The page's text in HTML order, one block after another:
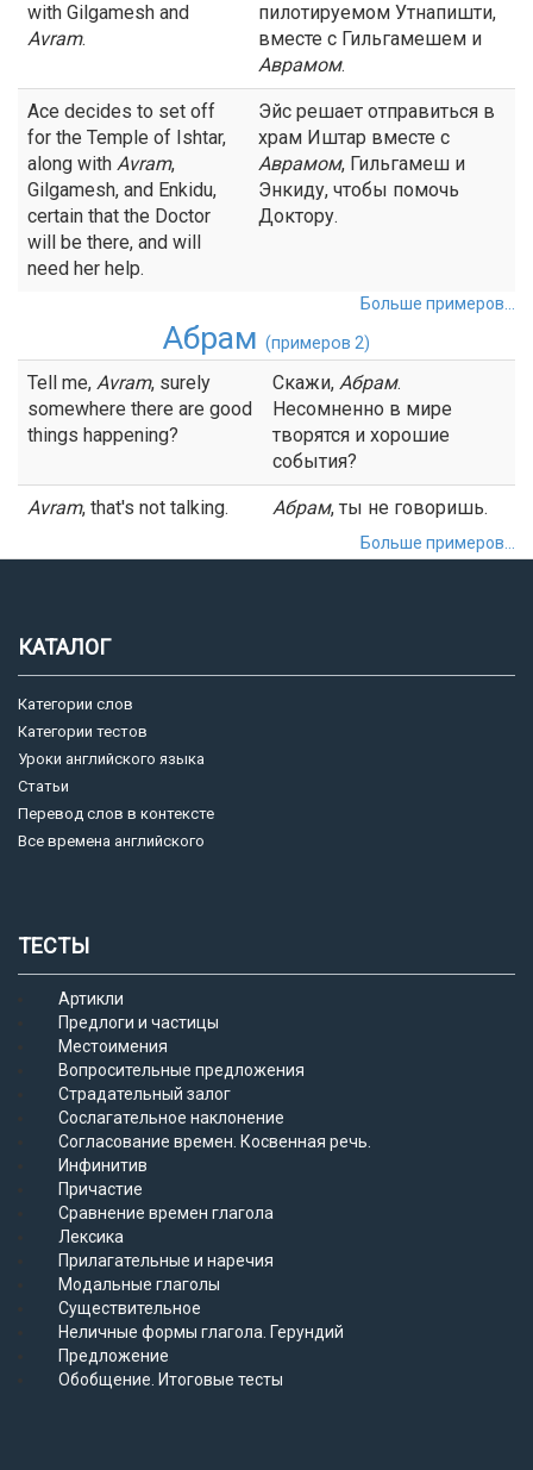
with Gilgamesh and
Avram.
пилотируемом Утнапишти,
вместе с Гильгамешем и
Аврамом.
Ace decides to set off
for the Temple of Ishtar,
along with Avram,
Gilgamesh, and Enkidu,
certain that the Doctor
will be there, and will
need her help.
Эйс решает отправиться в
храм Иштар вместе с
Аврамом, Гильгамеш и
Энкиду, чтобы помочь
Доктору.
Больше примеров...
Абрам (примеров 2)
Tell me, Avram, surely
somewhere there are good
things happening?
Скажи, Абрам.
Несомненно в мире
творятся и хорошие
события?
Avram, that's not talking. Абрам, ты не говоришь.
Больше примеров...
КАТАЛОГ
Категории слов
Категории тестов
Уроки английского языка
Статьи
Перевод слов в контексте
Все времена английского
ТЕСТЫ
Артикли
Предлоги и частицы
Местоимения
Вопросительные предложения
Страдательный залог
Сослагательное наклонение
Согласование времен. Косвенная речь.
Инфинитив
Причастие
Сравнение времен глагола
Лексика
Прилагательные и наречия
Модальные глаголы
Существительное
Неличные формы глагола. Герундий
Предложение
Обобщение. Итоговые тесты